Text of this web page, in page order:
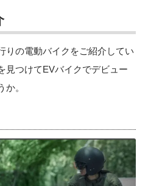
りの電動バイクをご紹介してい
見つけてEVバイクでデビュー
。